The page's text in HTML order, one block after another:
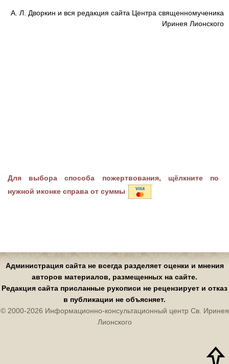
А. Л. Дворкин и вся редакция сайта Центра священномученика
Иринея Лионского
Для выбора способа пожертвования, щёлкните по
нужной иконке справа от суммы
Администрация сайта не всегда разделяет оценки и мнения
авторов материалов, размещенных на сайте.
Редакция сайта присланные рукописи не рецензирует и отказ
в публикации не объясняет.
© 2000-2026 Информационно-консультационный центр Св. Иринея
Лионского